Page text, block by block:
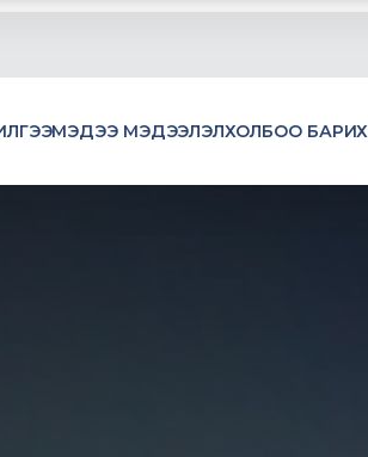
МЭДЭЭ МЭДЭЭЛЭЛХОЛБОО БАРИХ